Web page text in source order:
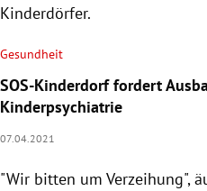
Kinderdörfer.
Gesundheit
SOS-Kinderdorf fordert
Kinderpsychiatrie
07.04.2021
"Wir bitten um Verzeihung",